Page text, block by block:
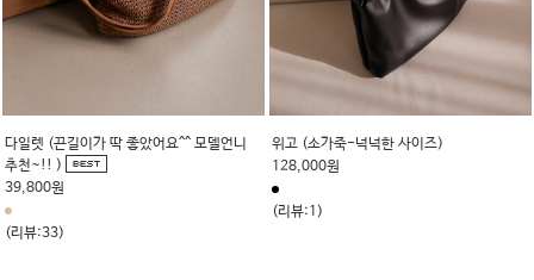
다일렛 (끈길이가 딱 좋았어요^^ 모델언니
추천~!! )
39,800원
(리뷰:33)
위고 (소가죽-넉넉한 사이즈)
128,000원
(리뷰:1)